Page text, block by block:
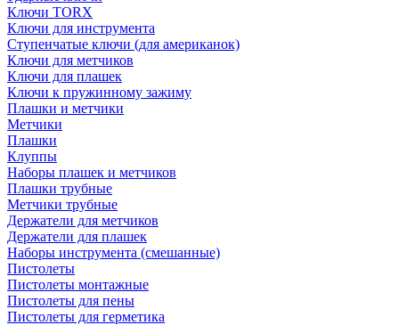
Ключи TORX
Ключи для инструмента
Ступенчатые ключи (для американок)
Ключи для метчиков
Ключи для плашек
Ключи к пружинному зажиму
Плашки и метчики
Метчики
Плашки
Клуппы
Наборы плашек и метчиков
Плашки трубные
Метчики трубные
Держатели для метчиков
Держатели для плашек
Наборы инструмента (смешанные)
Пистолеты
Пистолеты монтажные
Пистолеты для пены
Пистолеты для герметика